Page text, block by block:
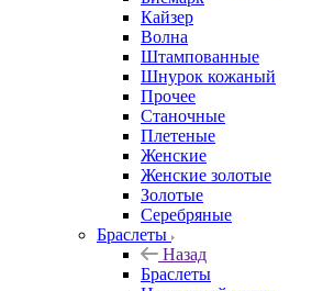
Кайзер
Волна
Штампованные
Шнурок кожаный
Прочее
Станочные
Плетеные
Женские
Женские золотые
Золотые
Серебряные
Браслеты
Назад
Браслеты